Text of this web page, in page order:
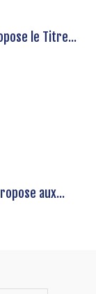
le Titre...
aux...